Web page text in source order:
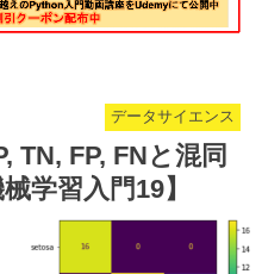
データサイエンス
TN, FP, FNと混同
学習入門19】